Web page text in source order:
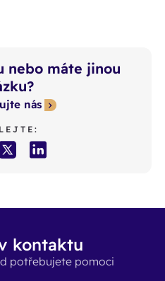
nebo máte jinou
nás
kontaktu
potřebujete pomoci